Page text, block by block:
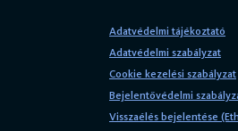
Adatvédelmi tájékoztató
Adatvédelmi szabályzat
Cookie kezelési szabályzat
Bejelentővédelmi
Visszaélés bejelentése